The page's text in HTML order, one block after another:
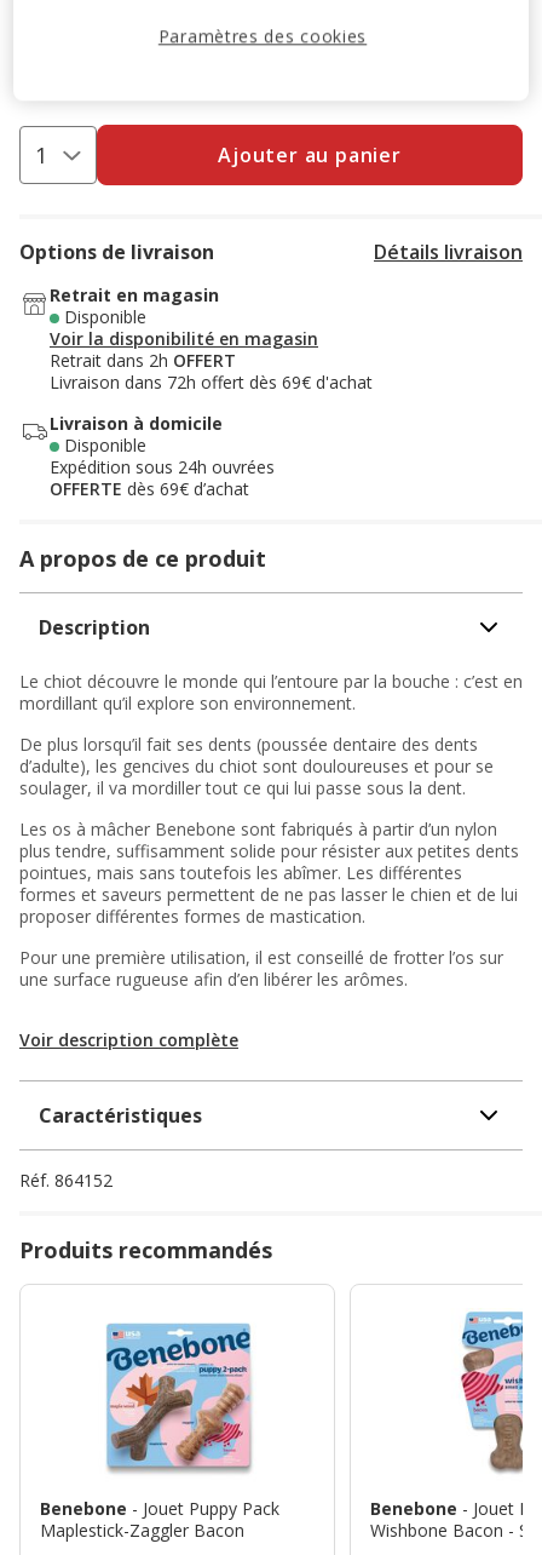
Voir conditions
Ajouter au panier
Options de livraison Détails livraison
Retrait en magasin
Disponible
Voir la disponibilité en magasin
Retrait dans 2h OFFERT
Livraison dans 72h offert dès 69€ d'achat
Livraison à domicile
Disponible
Expédition sous 24h ouvrées
OFFERTE dès 69€ d’achat
A propos de ce produit
Description
Le chiot découvre le monde qui l’entoure par la bouche : c’est en
mordillant qu’il explore son environnement.
De plus lorsqu’il fait ses dents (poussée dentaire des dents
d’adulte), les gencives du chiot sont douloureuses et pour se
soulager, il va mordiller tout ce qui lui passe sous la dent.
Les os à mâcher Benebone sont fabriqués à partir d’un nylon
plus tendre, suffisamment solide pour résister aux petites dents
pointues, mais sans toutefois les abîmer. Les différentes
formes et saveurs permettent de ne pas lasser le chien et de lui
proposer différentes formes de mastication.
Pour une première utilisation, il est conseillé de frotter l’os sur
une surface rugueuse afin d’en libérer les arômes.
Voir description complète
Caractéristiques
Réf. 864152
Produits recommandés
Benebone - Jouet Puppy Pack
Maplestick-Zaggler Bacon
Benebone - Jouet
Wishbone Bacon - S
Paramètres des cookies